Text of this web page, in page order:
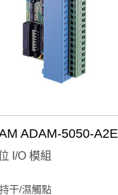
ADAM-5050-A2E
I/O 模組
干/濕觸點